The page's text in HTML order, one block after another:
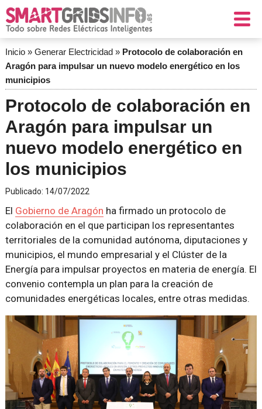
Inicio» Generar Electricidad» Protocolo de colaboración en
Aragón para impulsar un nuevo modelo energético en los
municipios
Protocolo de colaboración en
Aragón para impulsar un
nuevo modelo energético en
los municipios
Publicado: 14/07/2022
El Gobierno de Aragón ha firmado un protocolo de
colaboración en el que participan los representantes
territoriales de la comunidad autónoma, diputaciones y
municipios, el mundo empresarial y el Clúster de la
Energía para impulsar proyectos en materia de energía. El
convenio contempla un plan para la creación de
comunidades energéticas locales, entre otras medidas.